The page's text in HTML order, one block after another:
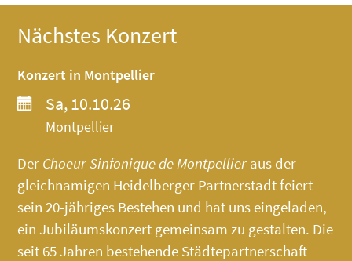
Nächstes Konzert
Konzert in Montpellier
Sa, 10.10.26
Montpellier
Der Choeur Sinfonique de Montpellier aus der
gleichnamigen Heidelberger Partnerstadt feiert
sein 20-jähriges Bestehen und hat uns eingeladen,
ein Jubiläumskonzert gemeinsam zu gestalten. Die
seit 65 Jahren bestehende Städtepartnerschaft